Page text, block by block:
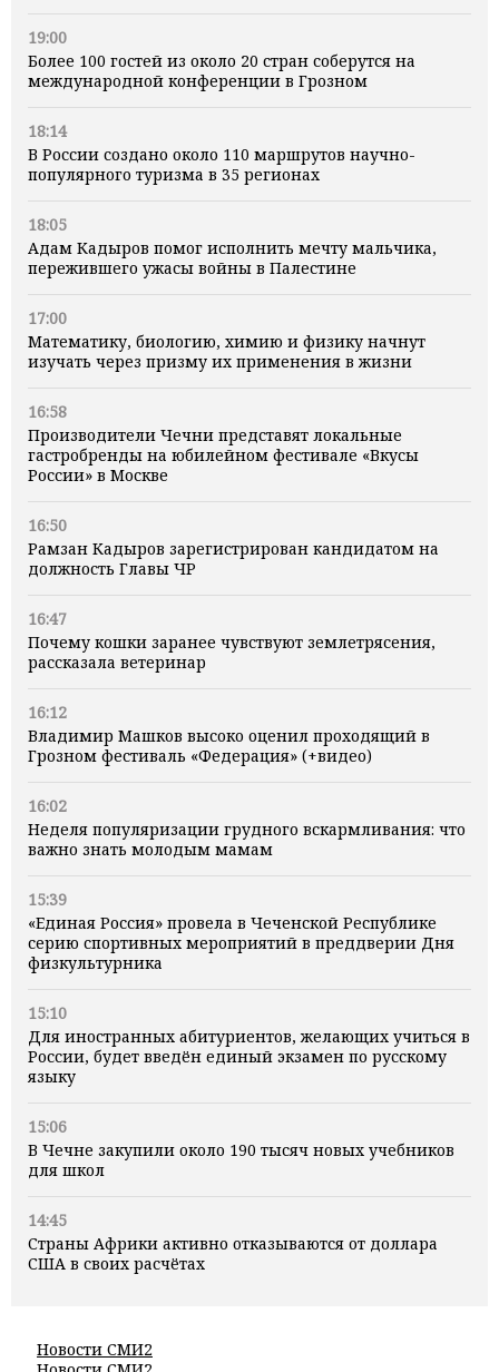
19:00
Более 100 гостей из около 20 стран соберутся на
международной конференции в Грозном
18:14
В России создано около 110 маршрутов научно-
популярного туризма в 35 регионах
18:05
Адам Кадыров помог исполнить мечту мальчика,
пережившего ужасы войны в Палестине
17:00
Математику, биологию, химию и физику начнут
изучать через призму их применения в жизни
16:58
Производители Чечни представят локальные
гастробренды на юбилейном фестивале «Вкусы
России» в Москве
16:50
Рамзан Кадыров зарегистрирован кандидатом на
должность Главы ЧР
16:47
Почему кошки заранее чувствуют землетрясения,
рассказала ветеринар
16:12
Владимир Машков высоко оценил проходящий в
Грозном фестиваль «Федерация» (+видео)
16:02
Неделя популяризации грудного вскармливания: что
важно знать молодым мамам
15:39
«Единая Россия» провела в Чеченской Республике
серию спортивных мероприятий в преддверии Дня
физкультурника
15:10
Для иностранных абитуриентов, желающих учиться в
России, будет введён единый экзамен по русскому
языку
15:06
В Чечне закупили около 190 тысяч новых учебников
для школ
14:45
Страны Африки активно отказываются от доллара
США в своих расчётах
Новости СМИ2